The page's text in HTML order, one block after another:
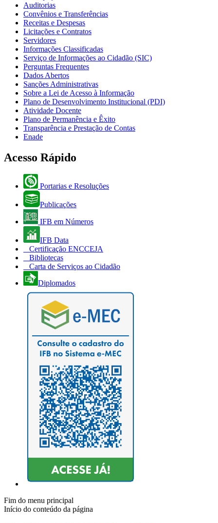
Auditorias
Convênios e Transferências
Receitas e Despesas
Licitações e Contratos
Servidores
Informações Classificadas
Serviço de Informações ao Cidadão (SIC)
Perguntas Frequentes
Dados Abertos
Sanções Administrativas
Sobre a Lei de Acesso à Informação
Plano de Desenvolvimento Institucional (PDI)
Atividade Docente
Plano de Permanência e Êxito
Transparência e Prestação de Contas
Enade
Acesso Rápido
Portarias e Resoluções
Publicações
IFB em Números
IFB Data
Certificação ENCCEJA
Bibliotecas
Carta de Serviços ao Cidadão
Diplomados
Fim do menu principal
Início do conteúdo da página